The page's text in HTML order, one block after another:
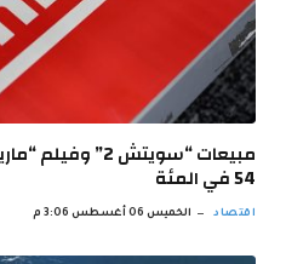
مبيعات “سويتش 2”
54 في المئة
اقتصاد الخميس 06 أغسطس 3:06 م